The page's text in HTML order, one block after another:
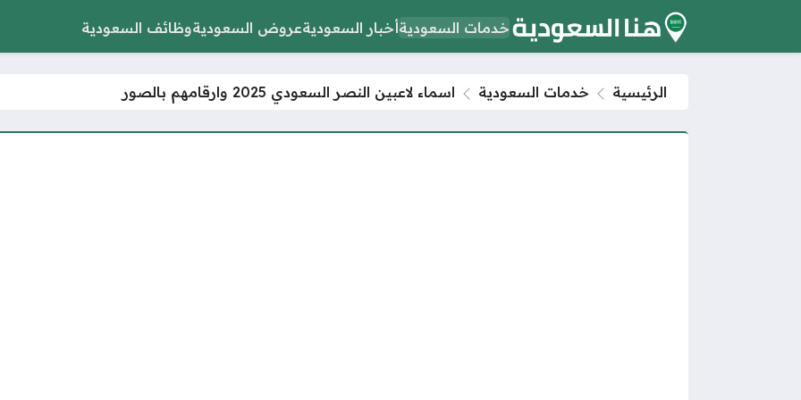
خدمات السعوديةأخبار السعوديةعروض السعوديةوظائف السعودية
الرئيسية خدمات السعودية اسماء لاعبين النصر السعودي 2025 وارقامهم بالصور